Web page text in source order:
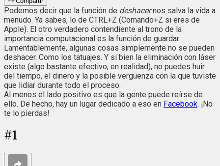
Podemos decir que la función de deshacernos salva la vida a
menudo. Ya sabes, lo de CTRL+Z (Comando+Z si eres de
Apple). El otro verdadero contendiente al trono de la
importancia computacional es la función de guardar.
Lamentablemente, algunas cosas simplemente no se pueden
deshacer. Como los tatuajes. Y si bien la eliminación con láser
existe (algo bastante efectivo, en realidad), no puedes huir
del tiempo, el dinero y la posible vergüenza con la que tuviste
que lidiar durante todo el proceso.
Al menos el lado positivo es que la gente puede reírse de
ello. De hecho, hay un lugar dedicado a eso en Facebook. ¡No
te lo pierdas!
#1